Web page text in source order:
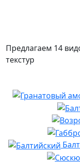
Предлагаем 14
текстур